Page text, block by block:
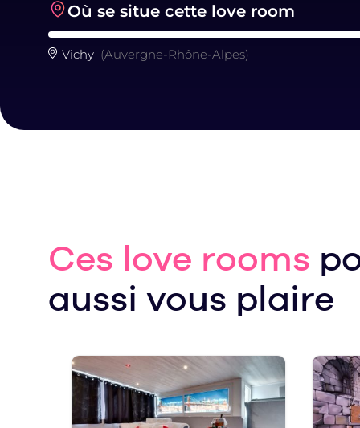
Où se situe cette love room
Vichy (Auvergne-Rhône-Alpes)
Ces love rooms
aussi vous plaire